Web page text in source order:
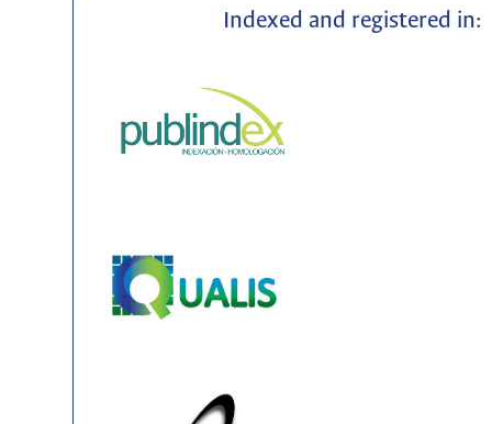
Indexed and registered in: